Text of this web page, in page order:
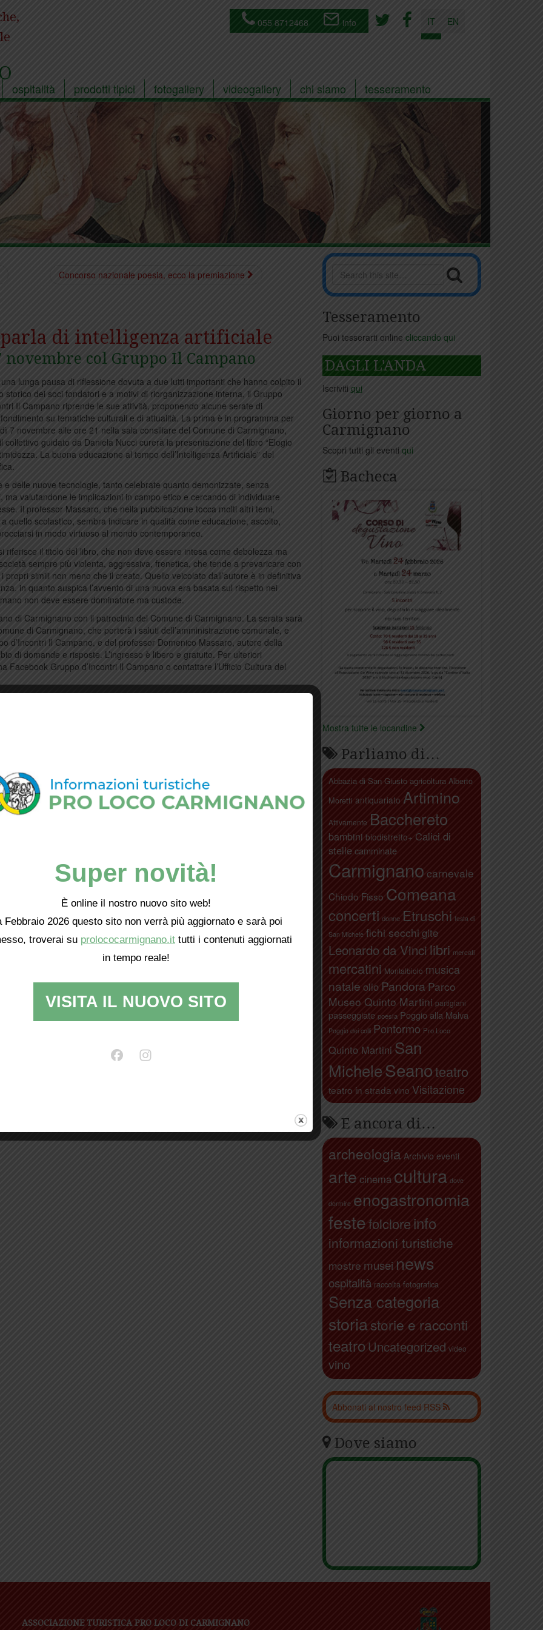
055 8712468 info IT EN
ospitalità prodotti tipici fotogallery videogallery chi siamo tesseramento
Concorso nazionale poesia, ecco la premiazione
di intelligenza artificiale
novembre col Gruppo Il Campano
lunga pausa di riflessione dovuta a due lutti importanti che hanno colpito il
storico dei soci fondatori e a motivi di riorganizzazione interna, il Gruppo
Il Campano riprende le sue attività, proponendo alcune serate di
su tematiche culturali e di attualità. La prima è in programma per
7 novembre alle ore 21 nella sala consiliare del Comune di Carmignano,
collettivo guidato da Daniela Nucci curerà la presentazione del libro “Elogio
La buona educazione al tempo dell’Intelligenza Artificiale” del
e delle nuove tecnologie, tanto celebrate quanto demonizzate, senza
valutandone le implicazioni in campo etico e cercando di individuare
Il professor Massaro, che nella pubblicazione tocca molti altri temi,
quello scolastico, sembra indicare in qualità come educazione, ascolto,
in modo virtuoso al mondo contemporaneo.
il titolo del libro, che non deve essere intesa come debolezza ma
sempre più violenta, aggressiva, frenetica, che tende a prevaricare con
propri simili non meno che il creato. Quello veicolato dall’autore è in definitiva
in quanto auspica l’avvento di una nuova era basata sul rispetto nei
non deve essere dominatore ma custode.
di Carmignano con il patrocinio del Comune di Carmignano. La serata sarà
di Carmignano, che porterà i saluti dell’amministrazione comunale, e
d’Incontri Il Campano, e del professor Domenico Massaro, autore della
di domande e risposte. L’ingresso è libero e gratuito. Per ulteriori
Facebook Gruppo d’Incontri Il Campano o contattare l’Ufficio Cultura del
Concorso nazionale poesia, ecco la premiazione
Tesseramento
Puoi tesserarti online cliccando qui
DAGLI L'ANDA
Iscriviti qui
Giorno per giorno a
Carmignano
Scopri tutti gli eventi qui
Bacheca
Mostra tutte le locandine
Parliamo di…
Abbazia di San Giusto agricoltura Alberto
Moretti antiquariato Artimino
Attivamente Bacchereto
bambini biodistretto+ Calici di
stelle camminate
Carmignano carnevale
Chiodo Fisso Comeana
concerti donne Etruschi festa di
San Michele fichi secchi gite
Leonardo da Vinci libri mercati
mercatini Montalbiolo musica
natale olio Pandora Parco
Museo Quinto Martini partigiani
passeggiate poesia Poggio alla Malva
Poggio dei colli Pontormo Pro Loco
Quinto Martini San
MicheleSeanoteatro
teatro in strada vino Visitazione
E ancora di…
archeologia Archivio eventi
arte cinema cultura dove
dormire enogastronomia
festefolcloreinfo
informazioni turistiche
mostre musei news
ospitalità raccolta fotografica
Senza categoria
storiastorie e racconti
teatro Uncategorized video
vino
Abbonati al nostro feed RSS
Dove siamo
ASSOCIAZIONE TURISTICA PRO LOCO DI CARMIGNANO
Super novità!
È online il nostro nuovo sito web!
Febbraio 2026 questo sito non verrà più aggiornato e sarà poi
troverai su prolococarmignano.it tutti i contenuti aggiornati
in tempo reale!
VISITA IL NUOVO SITO